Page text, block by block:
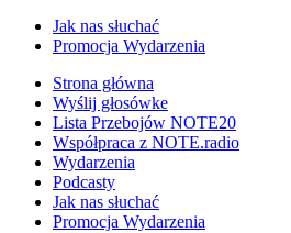
Jak nas słuchać
Promocja Wydarzenia
Strona główna
Wyślij głosówke
Lista Przebojów NOTE20
Współpraca z NOTE.radio
Wydarzenia
Podcasty
Jak nas słuchać
Promocja Wydarzenia